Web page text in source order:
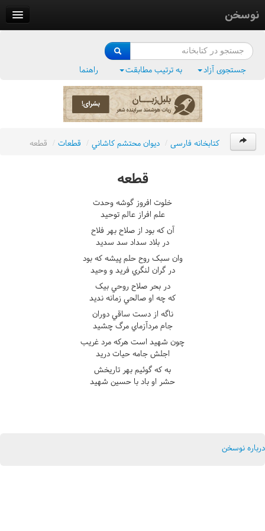
نوسخن
فرهنگ واژگان
جستجوی آزاد به ترتیب مطابقت راهنما
کتابخانه فارسی / ديوان محتشم کاشاني / قطعات / قطعه
قطعه
خلوت افروز گوشه وحدت
علم افراز عالم توحيد
آن که بود از صلاح بهر فلاح
در بلاد سداد سد سديد
وان سبک روح حلم پيشه که بود
در گران لنگري فريد و وحيد
در بحر صلاح روحي بيک
که چه او صالحي زمانه نديد
ناگه از دست ساقي دوران
جام مردآزماي مرگ چشيد
چون شهيد است هرکه مرد غريب
اجلش جامه حيات دريد
به که گوئيم بهر تاريخش
حشر او باد با حسين شهيد
درباره نوسخن